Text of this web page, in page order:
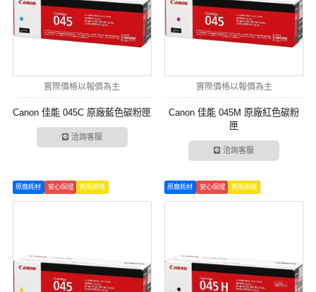
實際價格以報價為主
Canon 佳能 045C 原廠藍色碳粉匣
洽詢客服
實際價格以報價為主
Canon 佳能 045M 原廠紅色碳粉
匣
洽詢客服
原廠耗材 安心保證 商用規格 原廠耗材 安心保證 商用規格